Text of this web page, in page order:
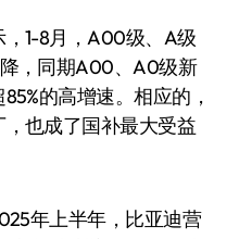
1-8月，A00级、A级
，同期A00、A0级新
的高增速。相应的，
也成了国补最大受益
年上半年，比亚迪营